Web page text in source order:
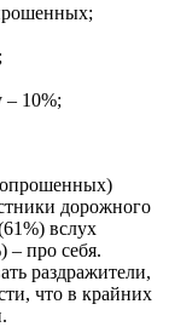
– 10%;
опрошенных)
дорожного
вслух
– про себя.
раздражители,
что в крайних